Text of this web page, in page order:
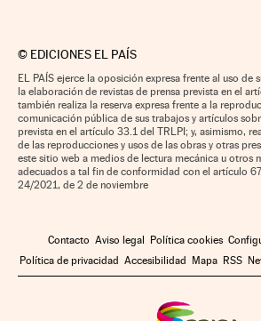
© EDICIONES EL PAÍS
EL PAÍS ejerce la oposición expresa frente al uso de
la elaboración de revistas de prensa prevista en el
también realiza la reserva expresa frente a la
comunicación pública de sus trabajos y artículos
prevista en el artículo 33.1 del TRLPI; y, asimismo,
de las reproducciones y usos de las obras y otras
este sitio web a medios de lectura mecánica u otros
adecuados a tal fin de conformidad con el artículo
24/2021, de 2 de noviembre
Contacto Aviso legal Política cookies
Política de privacidad Accesibilidad Mapa RSS